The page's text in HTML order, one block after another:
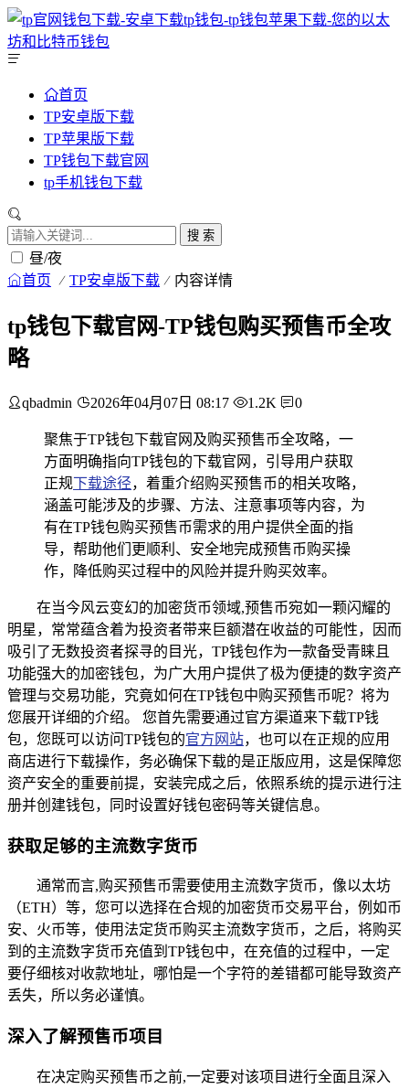
首页
TP安卓版下载
TP苹果版下载
TP钱包下载官网
tp手机钱包下载
搜 索
昼/夜
首页 TP安卓版下载 内容详情
tp钱包下载官网-TP钱包购买预售币全攻
略
qbadmin 2026年04月07日 08:17 1.2K 0
聚焦于TP钱包下载官网及购买预售币全攻略，一
方面明确指向TP钱包的下载官网，引导用户获取
正规下载途径，着重介绍购买预售币的相关攻略，
涵盖可能涉及的步骤、方法、注意事项等内容，为
有在TP钱包购买预售币需求的用户提供全面的指
导，帮助他们更顺利、安全地完成预售币购买操
作，降低购买过程中的风险并提升购买效率。
在当今风云变幻的加密货币领域,预售币宛如一颗闪耀的
明星，常常蕴含着为投资者带来巨额潜在收益的可能性，因而
吸引了无数投资者探寻的目光，TP钱包作为一款备受青睐且
功能强大的加密钱包，为广大用户提供了极为便捷的数字资产
管理与交易功能，究竟如何在TP钱包中购买预售币呢？将为
您展开详细的介绍。 您首先需要通过官方渠道来下载TP钱
包，您既可以访问TP钱包的官方网站，也可以在正规的应用
商店进行下载操作，务必确保下载的是正版应用，这是保障您
资产安全的重要前提，安装完成之后，依照系统的提示进行注
册并创建钱包，同时设置好钱包密码等关键信息。
获取足够的主流数字货币
通常而言,购买预售币需要使用主流数字货币，像以太坊
（ETH）等，您可以选择在合规的加密货币交易平台，例如币
安、火币等，使用法定货币购买主流数字货币，之后，将购买
到的主流数字货币充值到TP钱包中，在充值的过程中，一定
要仔细核对收款地址，哪怕是一个字符的差错都可能导致资产
丢失，所以务必谨慎。
深入了解预售币项目
在决定购买预售币之前,一定要对该项目进行全面且深入